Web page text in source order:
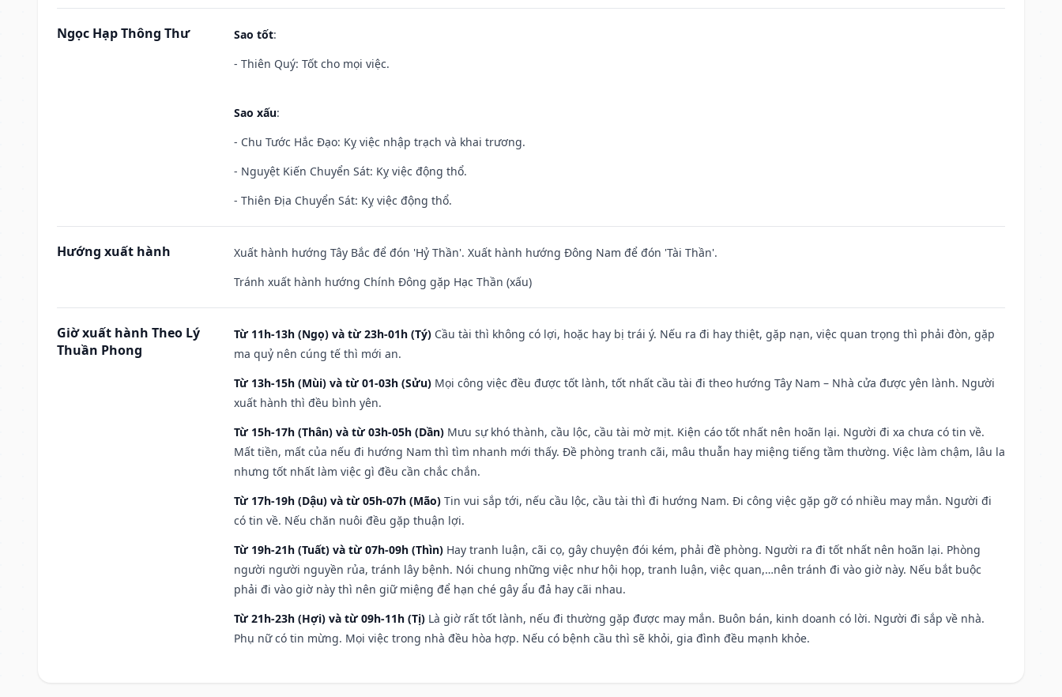
Ngọc Hạp Thông Thư Sao tốt:
- Thiên Quý: Tốt cho mọi việc.
Sao xấu:
- Chu Tước Hắc Đạo: Kỵ việc nhập trạch và khai trương.
- Nguyệt Kiến Chuyển Sát: Kỵ việc động thổ.
- Thiên Địa Chuyển Sát: Kỵ việc động thổ.
Hướng xuất hành
Xuất hành hướng Tây Bắc để đón 'Hỷ Thần'. Xuất hành hướng Đông Nam để đón 'Tài Thần'.
Tránh xuất hành hướng Chính Đông gặp Hạc Thần (xấu)
Giờ xuất hành Theo Lý
Thuần Phong
Từ 11h-13h (Ngọ) và từ 23h-01h (Tý) Cầu tài thì không có lợi, hoặc hay bị trái ý. Nếu ra đi hay thiệt, gặp nạn, việc quan trọng thì phải đòn, gặp
ma quỷ nên cúng tế thì mới an.
Từ 13h-15h (Mùi) và từ 01-03h (Sửu) Mọi công việc đều được tốt lành, tốt nhất cầu tài đi theo hướng Tây Nam – Nhà cửa được yên lành. Người
xuất hành thì đều bình yên.
Từ 15h-17h (Thân) và từ 03h-05h (Dần) Mưu sự khó thành, cầu lộc, cầu tài mờ mịt. Kiện cáo tốt nhất nên hoãn lại. Người đi xa chưa có tin về.
Mất tiền, mất của nếu đi hướng Nam thì tìm nhanh mới thấy. Đề phòng tranh cãi, mâu thuẫn hay miệng tiếng tầm thường. Việc làm chậm, lâu la
nhưng tốt nhất làm việc gì đều cần chắc chắn.
Từ 17h-19h (Dậu) và từ 05h-07h (Mão) Tin vui sắp tới, nếu cầu lộc, cầu tài thì đi hướng Nam. Đi công việc gặp gỡ có nhiều may mắn. Người đi
có tin về. Nếu chăn nuôi đều gặp thuận lợi.
Từ 19h-21h (Tuất) và từ 07h-09h (Thìn) Hay tranh luận, cãi cọ, gây chuyện đói kém, phải đề phòng. Người ra đi tốt nhất nên hoãn lại. Phòng
người người nguyền rủa, tránh lây bệnh. Nói chung những việc như hội họp, tranh luận, việc quan,…nên tránh đi vào giờ này. Nếu bắt buộc
phải đi vào giờ này thì nên giữ miệng để hạn ché gây ẩu đả hay cãi nhau.
Từ 21h-23h (Hợi) và từ 09h-11h (Tị) Là giờ rất tốt lành, nếu đi thường gặp được may mắn. Buôn bán, kinh doanh có lời. Người đi sắp về nhà.
Phụ nữ có tin mừng. Mọi việc trong nhà đều hòa hợp. Nếu có bệnh cầu thì sẽ khỏi, gia đình đều mạnh khỏe.